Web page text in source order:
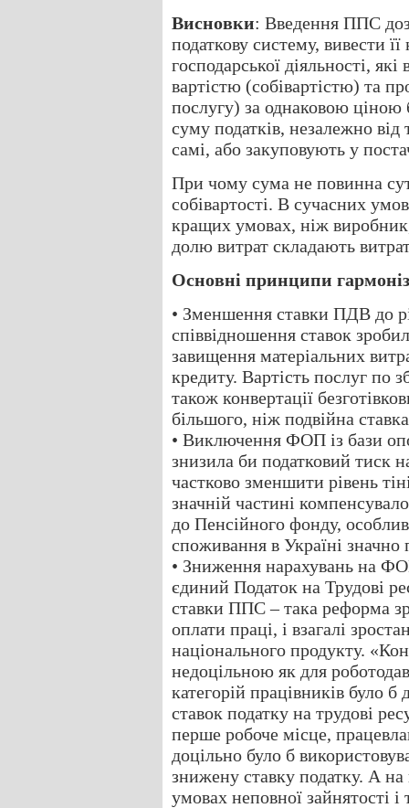
Висновки: Введення ППС
податкову систему, вивести
господарської діяльності,
вартістю (собівартістю) та
послугу) за однаковою ціною
суму податків, незалежно
самі, або закуповують у
При чому сума не повинна
собівартості. В сучасних
кращих умовах, ніж
долю витрат складають
Основні принципи
• Зменшення ставки ПДВ до
співвідношення ставок
завищення матеріальних
кредиту. Вартість послуг по
також конвертації
більшого, ніж подвійна
• Виключення ФОП із бази
знизила би податковий тиск
частково зменшити рівень
значній частині
до Пенсійного фонду,
споживання в Україні
• Зниження нарахувань на
єдиний Податок на Трудові
ставки ППС – така реформа
оплати праці, і взагалі
національного продукту.
недоцільною як для
категорій працівників було
ставок податку на трудові
перше робоче місце,
доцільно було б
знижену ставку податку. А на
умовах неповної зайнятості